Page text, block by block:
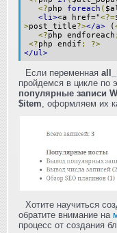
<?php foreach (
<li><a href="<?=
>post_title?></a> (
<?php endforeach ;
<?php endif ;
?>
</ul>
Если переменная
пройдемся в цикле по
популярные записи
$item , оформляем их
Хотите научиться
обратите внимание на
процесс от создания